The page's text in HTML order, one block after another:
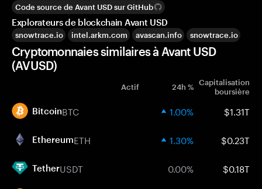
Code source de Avant USD sur GitHub
Explorateurs de blockchain Avant USD
snowtrace.io intel.arkm.com avascan.info snowtrace.io
Cryptomonnaies similaires à Avant USD
(AVUSD)
Actif 24h % Capitalisation
boursière
BitcoinBTC 1.00% $1.31T
EthereumETH 1.30% $0.23T
TetherUSDT 0.00% $0.18T